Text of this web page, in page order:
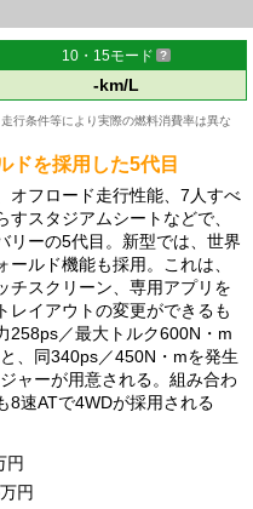
10・15モード
-km/L
行条件等により実際の燃料消費率は異な
ドを採用した5代目
オフロード走行性能、7人すべ
スタジアムシートなどで、
リーの5代目。新型では、世界
ルド機能も採用。これは、
チスクリーン、専用アプリを
レイアウトの変更ができるも
258ps／最大トルク600N・m
、同340ps／450N・mを発生
ャーが用意される。組み合わ
8速ATで4WDが採用される
円
万円